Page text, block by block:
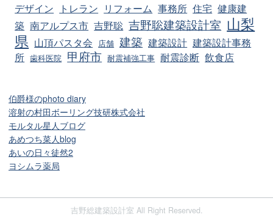
デザイン トレラン リフォーム 事務所 住宅 健康建
築 南アルプス市 吉野聡 吉野聡建築設計室 山梨
県 山頂パスタ会 店舗 建築 建築設計 建築設計事務
所 歯科医院 甲府市 耐震補強工事 耐震診断 飲食店
伯爵様のphoto diary
溶射の村田ボーリング技研株式会社
モルタル星人ブログ
あめつち菜人blog
あいの日々徒然2
ヨシムラ薬局
吉野総建築設計室 All Right Reserved.